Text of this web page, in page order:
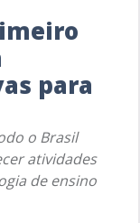
para
o Brasil
atividades
de ensino